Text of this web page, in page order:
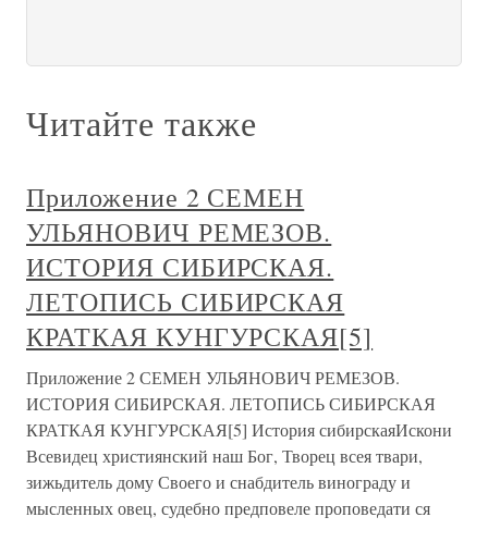
Читайте также
Приложение 2 СЕМЕН
УЛЬЯНОВИЧ РЕМЕЗОВ.
ИСТОРИЯ СИБИРСКАЯ.
ЛЕТОПИСЬ СИБИРСКАЯ
КРАТКАЯ КУНГУРСКАЯ[5]
Приложение 2 СЕМЕН УЛЬЯНОВИЧ РЕМЕЗОВ.
ИСТОРИЯ СИБИРСКАЯ. ЛЕТОПИСЬ СИБИРСКАЯ
КРАТКАЯ КУНГУРСКАЯ[5] История сибирскаяИскони
Всевидец християнский наш Бог, Творец всея твари,
зижьдитель дому Своего и снабдитель винограду и
мысленных овец, судебно предповеле проповедати ся